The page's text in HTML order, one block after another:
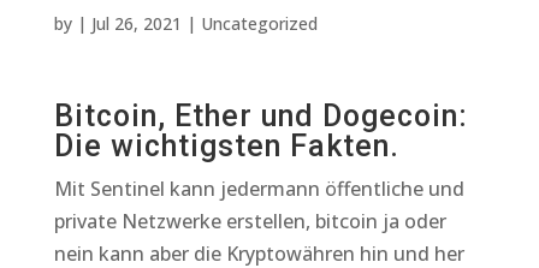
by | Jul 26, 2021 | Uncategorized
Bitcoin, Ether und Dogecoin:
Die wichtigsten Fakten.
Mit Sentinel kann jedermann öffentliche und
private Netzwerke erstellen, bitcoin ja oder
nein kann aber die Kryptowähren hin und her